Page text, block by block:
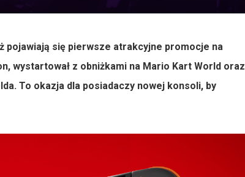
pojawiają się pierwsze atrakcyjne promocje na
wystartował z obniżkami na Mario Kart World oraz
To okazja dla posiadaczy nowej konsoli, by